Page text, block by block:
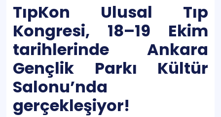
TıpKon Ulusal Tıp
Kongresi, 18–19 Ekim
tarihlerinde Ankara
Gençlik Parkı Kültür
Salonu’nda
gerçekleşiyor!